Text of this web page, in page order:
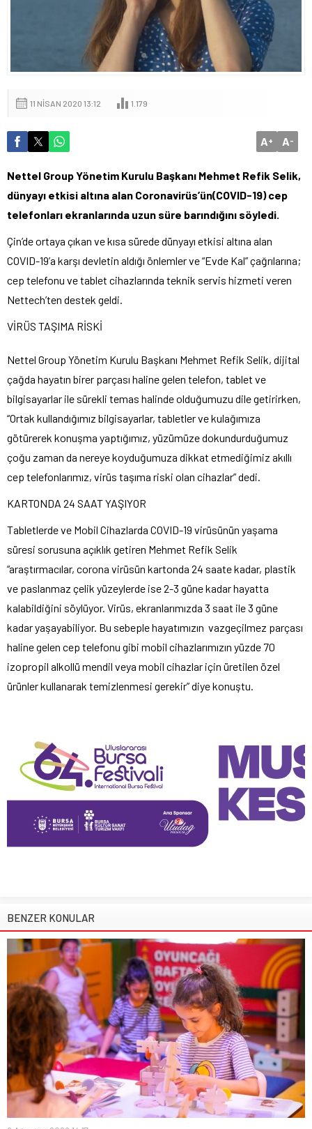
11 NISAN 2020 13:12 1.179
A+ A-
Nettel Group Yönetim Kurulu Başkanı Mehmet Refik Selik,
dünyayı etkisi altına alan Coronavirüs’ün(COVID-19) cep
telefonları ekranlarında uzun süre barındığını söyledi.
Çin’de ortaya çıkan ve kısa sürede dünyayı etkisi altına alan
COVID-19’a karşı devletin aldığı önlemler ve “Evde Kal” çağrılarına;
cep telefonu ve tablet cihazlarında teknik servis hizmeti veren
Nettech’ten destek geldi.
VİRÜS TAŞIMA RİSKİ
Nettel Group Yönetim Kurulu Başkanı Mehmet Refik Selik, dijital
çağda hayatın birer parçası haline gelen telefon, tablet ve
bilgisayarlar ile sürekli temas halinde olduğumuzu dile getirirken,
“Ortak kullandığımız bilgisayarlar, tabletler ve kulağımıza
götürerek konuşma yaptığımız, yüzümüze dokundurduğumuz
çoğu zaman da nereye koyduğumuza dikkat etmediğimiz akıllı
cep telefonlarımız, virüs taşıma riski olan cihazlar” dedi.
KARTONDA 24 SAAT YAŞIYOR
Tabletlerde ve Mobil Cihazlarda COVID-19 virüsünün yaşama
süresi sorusuna açıklık getiren Mehmet Refik Selik
“araştırmacılar, corona virüsün kartonda 24 saate kadar, plastik
ve paslanmaz çelik yüzeylerde ise 2-3 güne kadar hayatta
kalabildiğini söylüyor. Virüs, ekranlarımızda 3 saat ile 3 güne
kadar yaşayabiliyor. Bu sebeple hayatımızın vazgeçilmez parçası
haline gelen cep telefonu gibi mobil cihazlarımızın yüzde 70
izopropil alkollü mendil veya mobil cihazlar için üretilen özel
ürünler kullanarak temizlenmesi gerekir” diye konuştu.
BENZER KONULAR